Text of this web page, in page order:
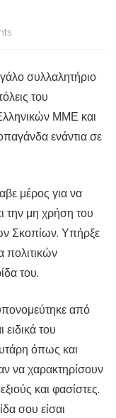
Συλλαλητήριο
για
Προπαγάνδα
συλλαλητήριο
του
ΜΜΕ και
ενάντια σε
μέρος για να
την μη χρήση του
Σκοπίων. Υπήρξε
του.
από
του
όπως και
να χαρακτηρίσουν
και φασίστες.
σου είσαι